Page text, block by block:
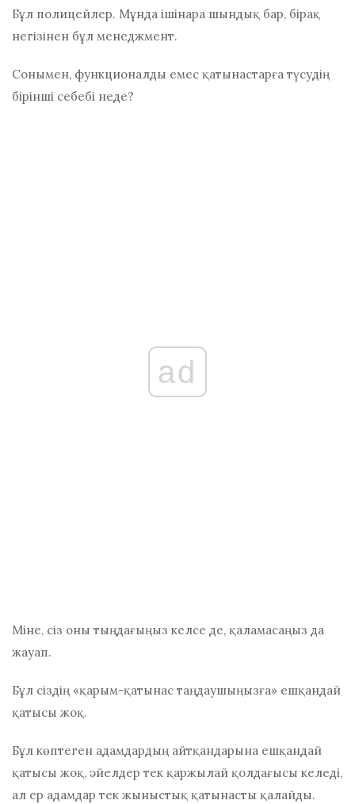
Бұл полицейлер. Мұнда ішінара шындық бар, бірақ
негізінен бұл менеджмент.
Сонымен, функционалды емес қатынастарға түсудің
бірінші себебі неде?
ad
Міне, сіз оны тыңдағыңыз келсе де, қаламасаңыз да
жауап.
Бұл сіздің «қарым-қатынас таңдаушыңызға» ешқандай
қатысы жоқ.
Бұл көптеген адамдардың айтқандарына ешқандай
қатысы жоқ, әйелдер тек қаржылай қолдағысы келеді,
ал ер адамдар тек жыныстық қатынасты қалайды.